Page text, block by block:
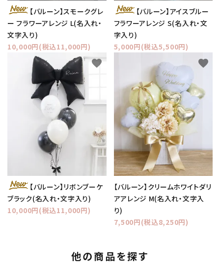
【バルーン】スモークグレ
ー フラワーアレンジ L(名入れ・
文字入り)
10,000円(税込11,000円)
【バルーン】アイスブルー
フラワーアレンジ S(名入れ・文
字入り)
5,000円(税込5,500円)
【バルーン】リボンブーケ
ブラック(名入れ・文字入り)
10,000円(税込11,000円)
favorite
【バルーン】クリームホワイトダリ
アアレンジ M(名入れ・文字入
り)
7,500円(税込8,250円)
favorite
他の商品を探す